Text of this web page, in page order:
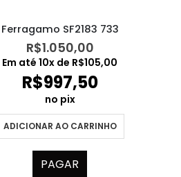
Ferragamo SF2183 733
R$1.050,00
Em até 10x de R$105,00
R$997,50
no pix
ADICIONAR AO CARRINHO
PAGAR